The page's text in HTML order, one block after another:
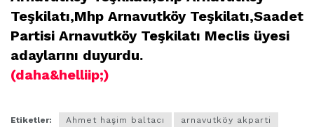
Teşkilatı,Mhp Arnavutköy Teşkilatı,Saadet
Partisi Arnavutköy Teşkilatı Meclis üyesi
adaylarını duyurdu.
(daha&helliip;)
Etiketler: Ahmet haşim baltacı
arnavutköy akparti